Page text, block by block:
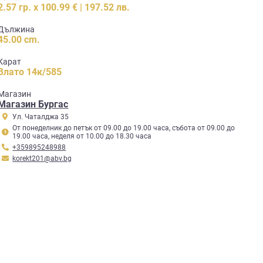
гр. x 100.99 € | 197.52 лв.
cm.
14к/585
Бургас
Ул. Чаталджа 35
От понеделник до петък от 09.00 до 19.00 часа, събота от 09.00 до
19.00 часа, неделя от 10.00 до 18.30 часа
+359895248988
korekt201@abv.bg